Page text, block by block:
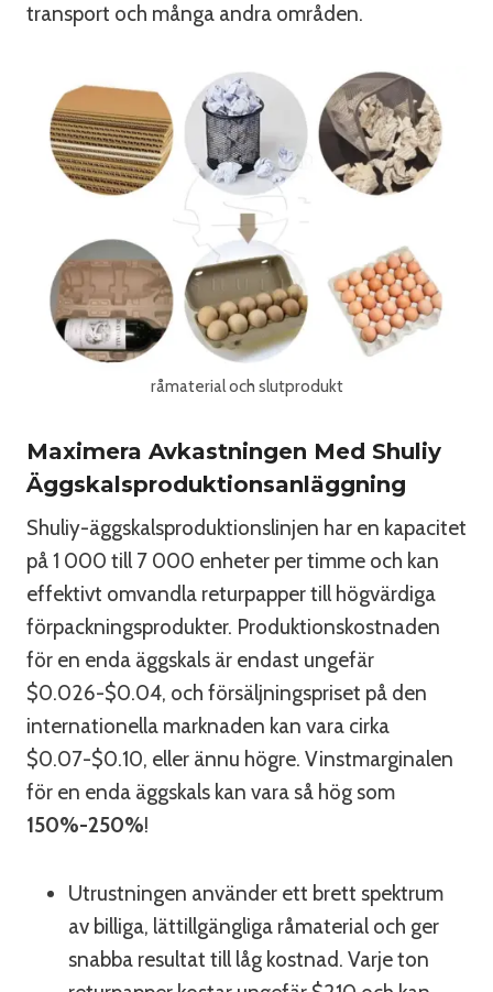
transport och många andra områden.
råmaterial och slutprodukt
Maximera Avkastningen Med Shuliy
Äggskalsproduktionsanläggning
Shuliy-äggskalsproduktionslinjen har en kapacitet
på 1 000 till 7 000 enheter per timme och kan
effektivt omvandla returpapper till högvärdiga
förpackningsprodukter. Produktionskostnaden
för en enda äggskals är endast ungefär
$0.026-$0.04, och försäljningspriset på den
internationella marknaden kan vara cirka
$0.07-$0.10, eller ännu högre. Vinstmarginalen
för en enda äggskals kan vara så hög som
150%-250%!
Utrustningen använder ett brett spektrum
av billiga, lättillgängliga råmaterial och ger
snabba resultat till låg kostnad. Varje ton